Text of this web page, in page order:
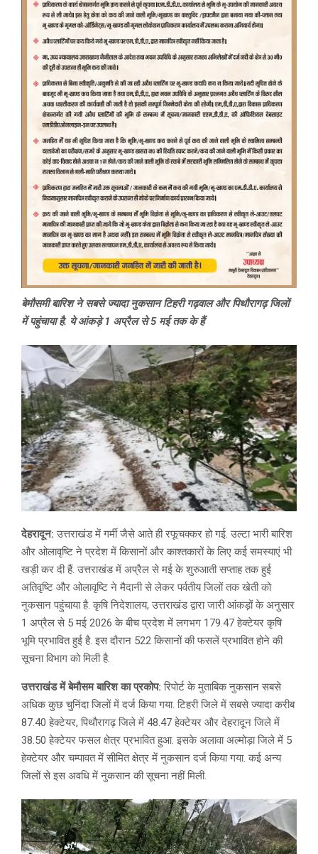
बेमौसमी बारिश ने सबसे ज्यादा नुकसान टिहरी गढ़वाल और पिथौरागढ़ जिलों
में पहुंचाया है. ये आंकड़े 1 अप्रैल से 5 मई तक के हैं
देहरादून: उत्तराखंड में गर्मी जैसे आते ही रफूचक्कर हो गई. उल्टा भारी बारिश
और ओलावृष्टि ने प्रदेश में किसानों और काश्तकारों के लिए कई समस्याएं भी
खड़ी कर दी हैं. उत्तराखंड में अप्रैल से मई के शुरुआती सप्ताह तक हुई
अतिवृष्टि और ओलावृष्टि ने मैदानी से लेकर पर्वतीय जिलों तक खेती को
नुकसान पहुंचाया है. कृषि निदेशालय, उत्तराखंड द्वारा जारी आंकड़ों के अनुसार
1 अप्रैल से 5 मई 2026 के बीच प्रदेश में लगभग 179.47 हेक्टेयर कृषि
भूमि प्रभावित हुई है. इस दौरान 522 किसानों की फसलें प्रभावित होने की
सूचना विभाग को मिली है.
उत्तराखंड में बेमौसम बारिश का प्रकोप: रिपोर्ट के मुताबिक नुकसान सबसे
अधिक कुछ चुनिंदा जिलों में दर्ज किया गया. टिहरी जिले में सबसे ज्यादा करीब
87.40 हेक्टेयर, पिथौरागढ़ जिले में 48.47 हेक्टेयर और देहरादून जिले में
38.50 हेक्टेयर फसल क्षेत्र प्रभावित हुआ. इसके अलावा अल्मोड़ा जिले में 5
हेक्टेयर और चम्पावत में सीमित क्षेत्र में नुकसान दर्ज किया गया. कई अन्य
जिलों से इस अवधि में नुकसान की सूचना नहीं मिली.